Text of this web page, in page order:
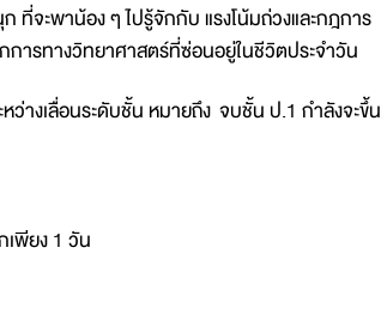
จะพาน้อง ๆ ไปรู้จักกับ แรงโน้มถ่วงและกฎการ
ารทางวิทยาศาสตร์ที่ซ่อนอยู่ในชีวิตประจำวัน
างเลื่อนระดับชั้น หมายถึง จบชั้น ป.1 กำลังจะขึ้น
เพียง 1 วัน